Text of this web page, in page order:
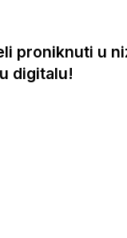
proniknuti u
digitalu!